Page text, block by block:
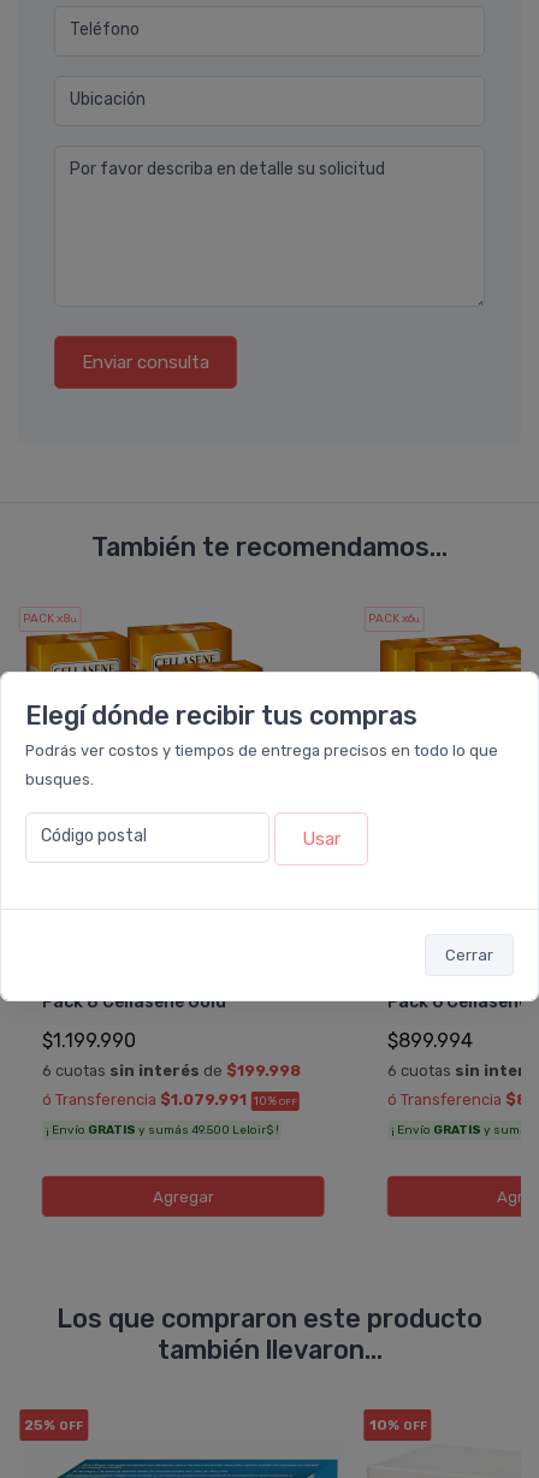
Elegí dónde recibir tus compras
Podrás ver costos y tiempos de entrega precisos en todo lo que
busques.
Código postal Usar
Cerrar
Teléfono
Ubicación
Por favor describa en detalle su solicitud
Enviar consulta
También te recomendamos...
PACK x8u.
Pack 8 Cellasene Gold
$1.199.990
6 cuotas sin interés de $199.998
ó Transferencia $1.079.991 10% OFF
¡ Envío GRATIS y sumás 49.500 Leloir$ !
Agregar
PACK x6u.
Pack 6 Cellasene
$899.994
6 cuotas sin
ó Transferencia
¡ Envío GRATIS y sumás
Los que compraron este producto
también llevaron...
25% OFF 10% OFF